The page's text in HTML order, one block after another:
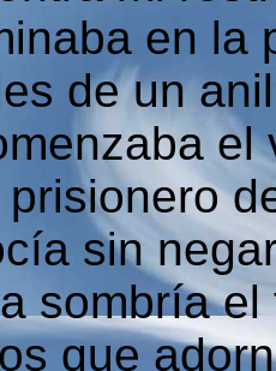
en la
de un
sin
sombría
que